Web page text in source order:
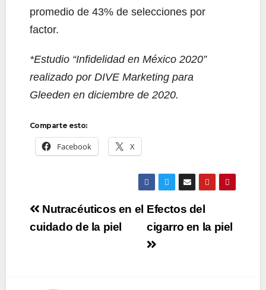
promedio de 43% de selecciones por
factor.
*Estudio “Infidelidad en México 2020”
realizado por DIVE Marketing para
Gleeden en diciembre de 2020.
Comparte esto:
Facebook X
Navegación
de
Efectos del
cigarro en la piel
Nutracéuticos en el
cuidado de la piel